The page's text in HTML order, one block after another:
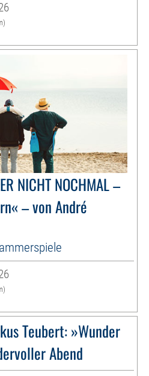
NICHT NOCHMAL –
– von André
Teubert: »Wunder
Abend